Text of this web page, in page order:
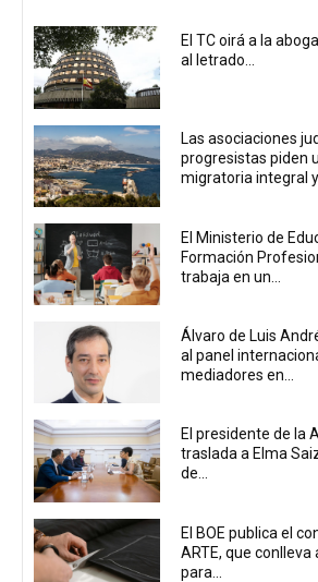
El TC oirá a la
al letrado...
Las asociaciones
progresistas piden
migratoria integral
El Ministerio de
Formación
trabaja en un...
Álvaro de Luis
al panel
mediadores en...
El presidente de la
traslada a Elma
de...
El BOE publica el
ARTE, que
para...